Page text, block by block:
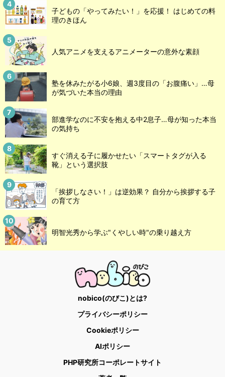
子どもの「やってみたい！」を応援！ はじめての料
理のきほん
人気アニメを支えるアニメーターの意外な素顔
塾を休みたがる小6娘、週3度目の「お腹痛い」…母
が気づいた本当の理由
部進学なのに不安を抱える中2息子…母が知った本当
の気持ち
すぐ消える子に履かせたい「スマートタグが入る
靴」という選択肢
「挨拶しなさい！」は逆効果？ 自分から挨拶する子
の育て方
明智光秀から学ぶ"くやしい時"の乗り越え方
nobico(のびこ)とは?
プライバシーポリシー
Cookieポリシー
AIポリシー
PHP研究所コーポレートサイト